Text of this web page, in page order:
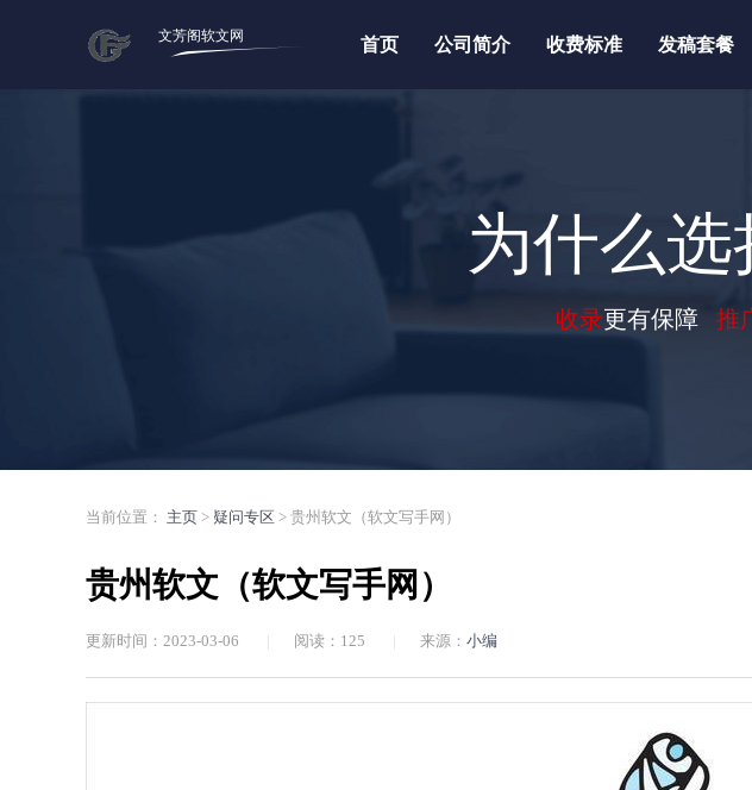
文芳阁软文网 首页 公司简介 收费标准 发稿套餐
为什么
收录更有保障 推
当前位置： 主页 > 疑问专区 > 贵州软文（软文写手网）
贵州软文（软文写手网）
更新时间：2023-03-06 阅读： 125 来源： 小编